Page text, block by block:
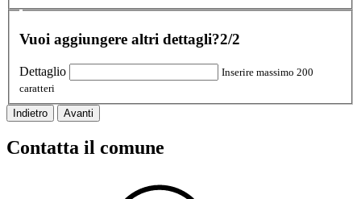
Vuoi aggiungere altri dettagli?2/2
Dettaglio
Inserire massimo 200
caratteri
Indietro Avanti
Contatta il comune